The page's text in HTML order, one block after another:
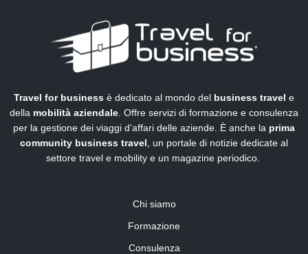
Travel for business è dedicato al mondo del business travel e
della mobilità aziendale. Offre servizi di formazione e consulenza
per la gestione dei viaggi d’affari delle aziende. È anche la prima
community business travel, un portale di notizie dedicate al
settore travel e mobility e un magazine periodico.
Chi siamo
Formazione
Consulenza